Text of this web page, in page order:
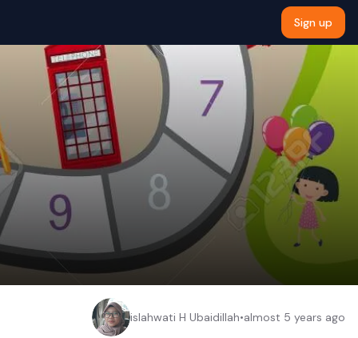
Sign up
islahwati H Ubaidillah•almost 5 years ago